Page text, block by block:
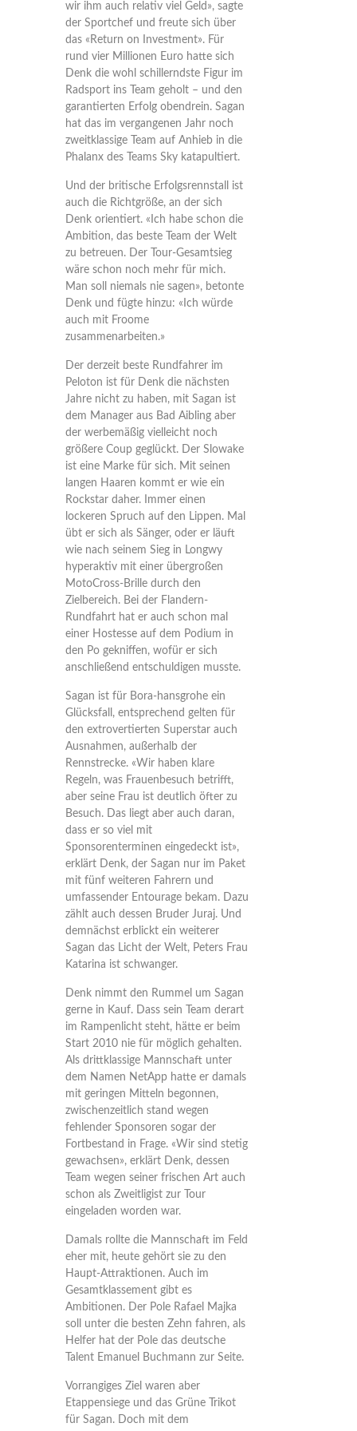
wir ihm auch relativ viel Geld», sagte
der Sportchef und freute sich über
das «Return on Investment». Für
rund vier Millionen Euro hatte sich
Denk die wohl schillerndste Figur im
Radsport ins Team geholt – und den
garantierten Erfolg obendrein. Sagan
hat das im vergangenen Jahr noch
zweitklassige Team auf Anhieb in die
Phalanx des Teams Sky katapultiert.
Und der britische Erfolgsrennstall ist
auch die Richtgröße, an der sich
Denk orientiert. «Ich habe schon die
Ambition, das beste Team der Welt
zu betreuen. Der Tour-Gesamtsieg
wäre schon noch mehr für mich.
Man soll niemals nie sagen», betonte
Denk und fügte hinzu: «Ich würde
auch mit Froome
zusammenarbeiten.»
Der derzeit beste Rundfahrer im
Peloton ist für Denk die nächsten
Jahre nicht zu haben, mit Sagan ist
dem Manager aus Bad Aibling aber
der werbemäßig vielleicht noch
größere Coup geglückt. Der Slowake
ist eine Marke für sich. Mit seinen
langen Haaren kommt er wie ein
Rockstar daher. Immer einen
lockeren Spruch auf den Lippen. Mal
übt er sich als Sänger, oder er läuft
wie nach seinem Sieg in Longwy
hyperaktiv mit einer übergroßen
MotoCross-Brille durch den
Zielbereich. Bei der Flandern-
Rundfahrt hat er auch schon mal
einer Hostesse auf dem Podium in
den Po gekniffen, wofür er sich
anschließend entschuldigen musste.
Sagan ist für Bora-hansgrohe ein
Glücksfall, entsprechend gelten für
den extrovertierten Superstar auch
Ausnahmen, außerhalb der
Rennstrecke. «Wir haben klare
Regeln, was Frauenbesuch betrifft,
aber seine Frau ist deutlich öfter zu
Besuch. Das liegt aber auch daran,
dass er so viel mit
Sponsorenterminen eingedeckt ist»,
erklärt Denk, der Sagan nur im Paket
mit fünf weiteren Fahrern und
umfassender Entourage bekam. Dazu
zählt auch dessen Bruder Juraj. Und
demnächst erblickt ein weiterer
Sagan das Licht der Welt, Peters Frau
Katarina ist schwanger.
Denk nimmt den Rummel um Sagan
gerne in Kauf. Dass sein Team derart
im Rampenlicht steht, hätte er beim
Start 2010 nie für möglich gehalten.
Als drittklassige Mannschaft unter
dem Namen NetApp hatte er damals
mit geringen Mitteln begonnen,
zwischenzeitlich stand wegen
fehlender Sponsoren sogar der
Fortbestand in Frage. «Wir sind stetig
gewachsen», erklärt Denk, dessen
Team wegen seiner frischen Art auch
schon als Zweitligist zur Tour
eingeladen worden war.
Damals rollte die Mannschaft im Feld
eher mit, heute gehört sie zu den
Haupt-Attraktionen. Auch im
Gesamtklassement gibt es
Ambitionen. Der Pole Rafael Majka
soll unter die besten Zehn fahren, als
Helfer hat der Pole das deutsche
Talent Emanuel Buchmann zur Seite.
Vorrangiges Ziel waren aber
Etappensiege und das Grüne Trikot
für Sagan. Doch mit dem